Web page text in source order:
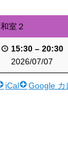
和室２
15:30 – 20:30
2026/07/07
iCal Google カ